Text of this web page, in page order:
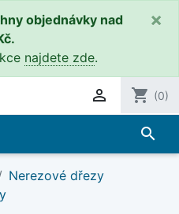
objednávky nad
najdete zde.
×
 shopping_cart (0)
search
Nerezové dřezy